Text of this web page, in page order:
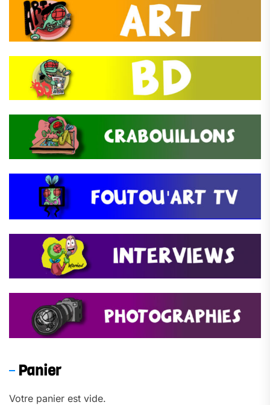
Panier
Votre panier est vide.